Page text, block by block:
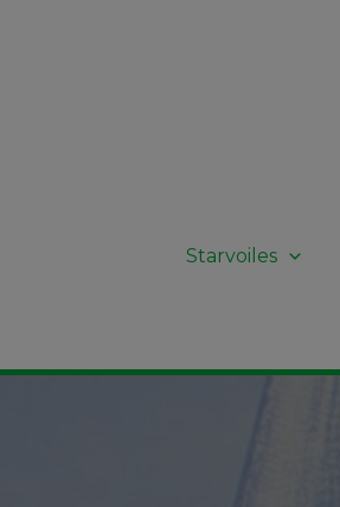
Starvoiles